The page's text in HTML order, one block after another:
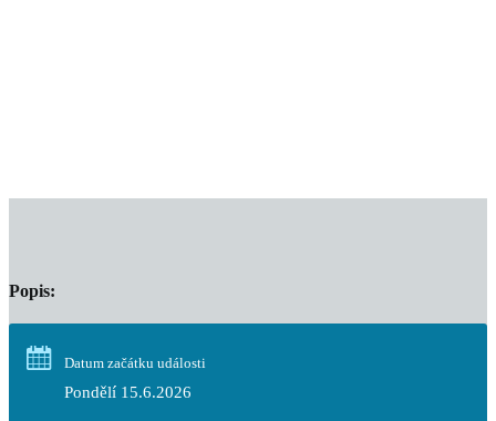
Popis:
Datum začátku události
Pondělí 15.6.2026